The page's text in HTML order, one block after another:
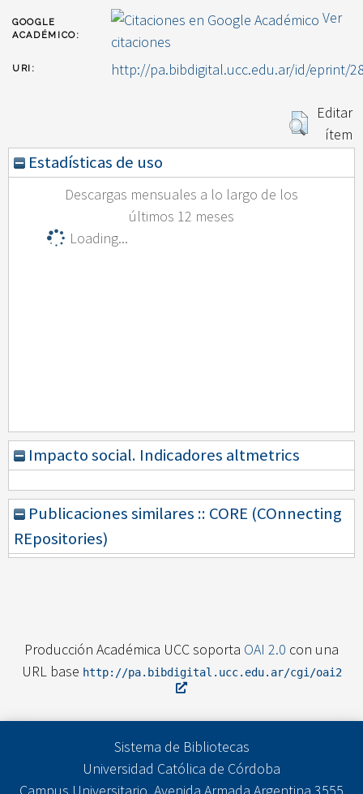
GOOGLE
ACADÉMICO:
Ver
citaciones
URI: http://pa.bibdigital.ucc.edu.ar/id/eprint/
Editar
ítem
Estadísticas de uso
Descargas mensuales a lo largo de los
últimos 12 meses
Loading...
Impacto social. Indicadores altmetrics
Publicaciones similares :: CORE (COnnecting
REpositories)
Producción Académica UCC soporta OAI 2.0 con una
URL base http://pa.bibdigital.ucc.edu.ar/cgi/oai2
Sistema de Bibliotecas
Universidad Católica de Córdoba
Campus Universitario. Avenida Armada Argentina 3555